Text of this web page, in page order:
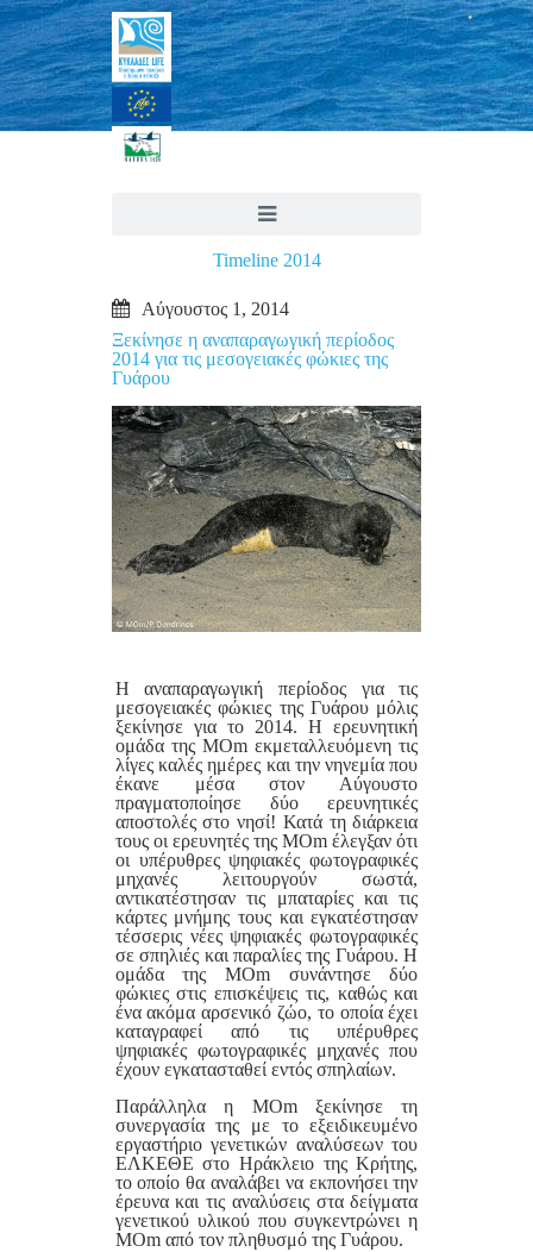
Timeline 2014
Αύγουστος 1, 2014
Ξεκίνησε η αναπαραγωγική περίοδος
2014 για τις μεσογειακές φώκιες της
Γυάρου
Η αναπαραγωγική περίοδος για τις
μεσογειακές φώκιες της Γυάρου μόλις
ξεκίνησε για το 2014. Η ερευνητική
ομάδα της MOm εκμεταλλευόμενη τις
λίγες καλές ημέρες και την νηνεμία που
έκανε μέσα στον Αύγουστο
πραγματοποίησε δύο ερευνητικές
αποστολές στο νησί! Κατά τη διάρκεια
τους οι ερευνητές της MOm έλεγξαν ότι
οι υπέρυθρες ψηφιακές φωτογραφικές
μηχανές λειτουργούν σωστά,
αντικατέστησαν τις μπαταρίες και τις
κάρτες μνήμης τους και εγκατέστησαν
τέσσερις νέες ψηφιακές φωτογραφικές
σε σπηλιές και παραλίες της Γυάρου. Η
ομάδα της MOm συνάντησε δύο
φώκιες στις επισκέψεις τις, καθώς και
ένα ακόμα αρσενικό ζώο, το οποία έχει
καταγραφεί από τις υπέρυθρες
ψηφιακές φωτογραφικές μηχανές που
έχουν εγκατασταθεί εντός σπηλαίων.
Παράλληλα η MOm ξεκίνησε τη
συνεργασία της με το εξειδικευμένο
εργαστήριο γενετικών αναλύσεων του
ΕΛΚΕΘΕ στο Ηράκλειο της Κρήτης,
το οποίο θα αναλάβει να εκπονήσει την
έρευνα και τις αναλύσεις στα δείγματα
γενετικού υλικού που συγκεντρώνει η
MOm από τον πληθυσμό της Γυάρου.